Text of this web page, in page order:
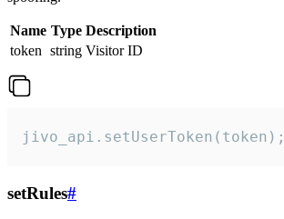
Name Type Description
token string Visitor ID
jivo_api.setUserToken(token);
setRules#